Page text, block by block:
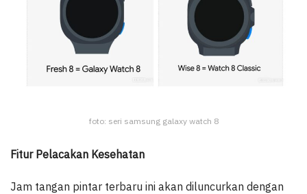
foto: seri samsung galaxy watch 8
Fitur Pelacakan Kesehatan
Jam tangan pintar terbaru ini akan diluncurkan dengan